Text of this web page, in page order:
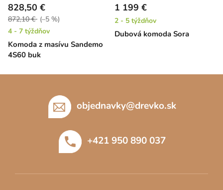
Komoda z masívu Sandemo
4S60 buk
828,50 €
872,10 € (–5 %)
4 - 7 týždňov
Dubová komoda Sora
1 199 €
2 - 5 týždňov
objednavky@drevko.sk
+421 950 890 037